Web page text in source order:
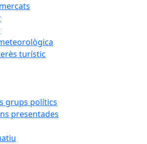
turístic
grups polítics
presentades